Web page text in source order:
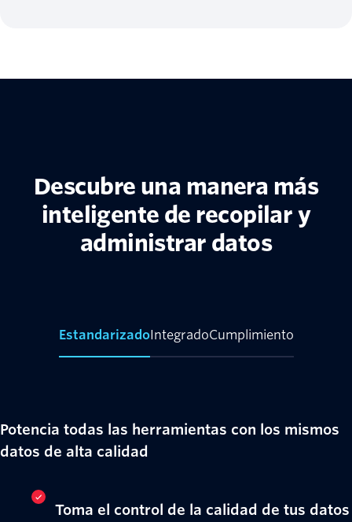
Descubre una manera más
inteligente de recopilar y
administrar datos
EstandarizadoIntegradoCumplimiento
Potencia todas las herramientas con los mismos
datos de alta calidad
Toma el control de la calidad de tus datos